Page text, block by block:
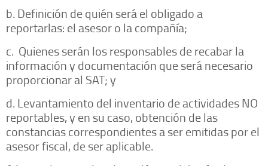
b. Definición de quién será el obligado a
reportarlas: el asesor o la compañía;
c. Quienes serán los responsables de recabar la
información y documentación que será necesario
proporcionar al SAT; y
d. Levantamiento del inventario de actividades NO
reportables, y en su caso, obtención de las
constancias correspondientes a ser emitidas por el
asesor fiscal, de ser aplicable.